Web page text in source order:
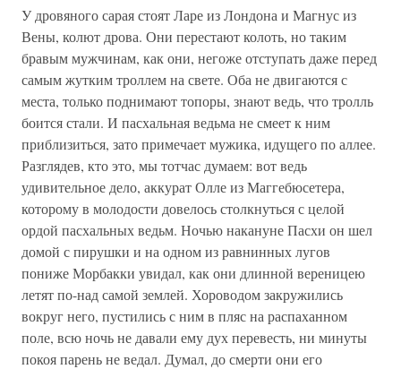
У дровяного сарая стоят Ларе из Лондона и Магнус из
Вены, колют дрова. Они перестают колоть, но таким
бравым мужчинам, как они, негоже отступать даже перед
самым жутким троллем на свете. Оба не двигаются с
места, только поднимают топоры, знают ведь, что тролль
боится стали. И пасхальная ведьма не смеет к ним
приблизиться, зато примечает мужика, идущего по аллее.
Разглядев, кто это, мы тотчас думаем: вот ведь
удивительное дело, аккурат Олле из Маггебюсетера,
которому в молодости довелось столкнуться с целой
ордой пасхальных ведьм. Ночью накануне Пасхи он шел
домой с пирушки и на одном из равнинных лугов
пониже Морбакки увидал, как они длинной вереницею
летят по-над самой землей. Хороводом закружились
вокруг него, пустились с ним в пляс на распаханном
поле, всю ночь не давали ему дух перевесть, ни минуты
покоя парень не ведал. Думал, до смерти они его